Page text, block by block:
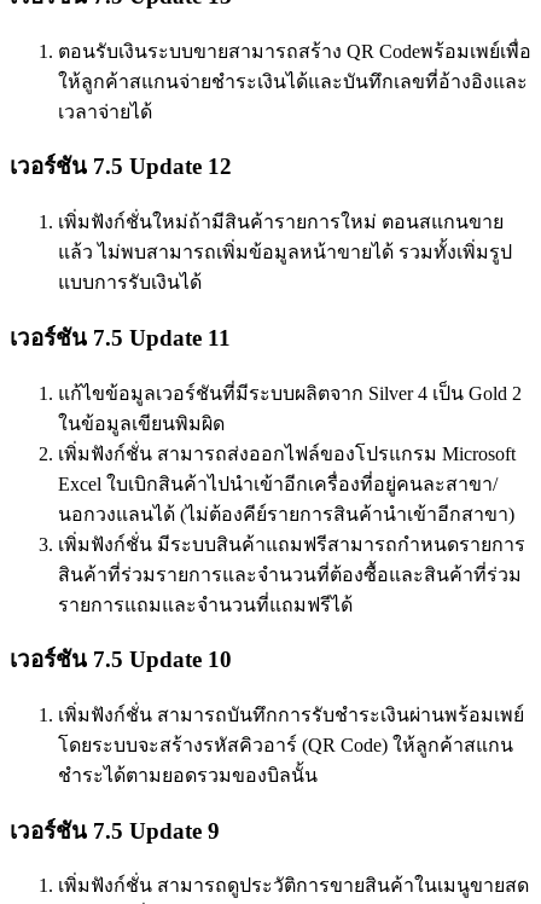
ตอนรับเงินระบบขายสามารถสร้าง QR Codeพร้อมเพย์เพื่อ
ให้ลูกค้าสแกนจ่ายชำระเงินได้และบันทึกเลขที่อ้างอิงและ
เวลาจ่ายได้
เวอร์ชัน 7.5 Update 12
เพิ่มฟังก์ชั่นใหม่ถ้ามีสินค้ารายการใหม่ ตอนสแกนขาย
แล้ว ไม่พบสามารถเพิ่มข้อมูลหน้าขายได้ รวมทั้งเพิ่มรูป
แบบการรับเงินได้
เวอร์ชัน 7.5 Update 11
แก้ไขข้อมูลเวอร์ชันที่มีระบบผลิตจาก Silver 4 เป็น Gold 2
ในข้อมูลเขียนพิมผิด
เพิ่มฟังก์ชั่น สามารถส่งออกไฟล์ของโปรแกรม Microsoft
Excel ใบเบิกสินค้าไปนำเข้าอีกเครื่องที่อยู่คนละสาขา/
นอกวงแลนได้ (ไม่ต้องคีย์รายการสินค้านำเข้าอีกสาขา)
เพิ่มฟังก์ชั่น มีระบบสินค้าแถมฟรีสามารถกำหนดรายการ
สินค้าที่ร่วมรายการและจำนวนที่ต้องซื้อและสินค้าที่ร่วม
รายการแถมและจำนวนที่แถมฟรีได้
เวอร์ชัน 7.5 Update 10
เพิ่มฟังก์ชั่น สามารถบันทึกการรับชำระเงินผ่านพร้อมเพย์
โดยระบบจะสร้างรหัสคิวอาร์ (QR Code) ให้ลูกค้าสแกน
ชำระได้ตามยอดรวมของบิลนั้น
เวอร์ชัน 7.5 Update 9
เพิ่มฟังก์ชั่น สามารถดูประวัติการขายสินค้าในเมนูขายสด